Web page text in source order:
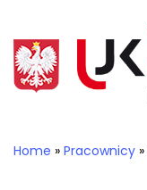
Home » Pracownicy »